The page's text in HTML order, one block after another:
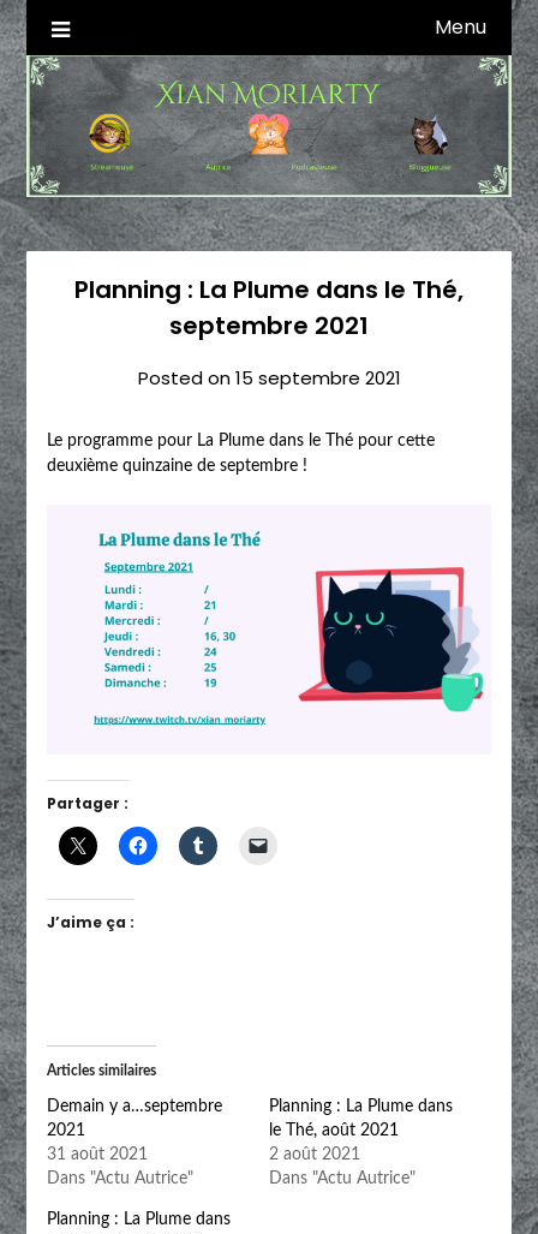
Skip
to
content
Xian Moriarty
Autrice SFFF & Blogueuse & Streameuse Menu
Planning : La Plume dans le Thé,
septembre 2021
Posted on15 septembre 2021
Le programme pour La Plume dans le Thé pour cette
deuxième quinzaine de septembre !
Partager :
J’aime ça :
Articles similaires
Demain y a…septembre
2021
31 août 2021
Dans "Actu Autrice"
Planning : La Plume dans
le Thé, août 2021
2 août 2021
Dans "Actu Autrice"
Planning : La Plume dans